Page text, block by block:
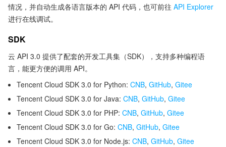
情况，并自动生成各语言版本的 API 代码，也可前往 API Explorer
进行在线调试。
SDK
云 API 3.0 提供了配套的开发工具集（SDK），支持多种编程语
言，能更方便的调用 API。
Tencent Cloud SDK 3.0 for Python: CNB, GitHub, Gitee
Tencent Cloud SDK 3.0 for Java: CNB, GitHub, Gitee
Tencent Cloud SDK 3.0 for PHP: CNB, GitHub, Gitee
Tencent Cloud SDK 3.0 for Go: CNB, GitHub, Gitee
Tencent Cloud SDK 3.0 for Node.js: CNB, GitHub, Gitee